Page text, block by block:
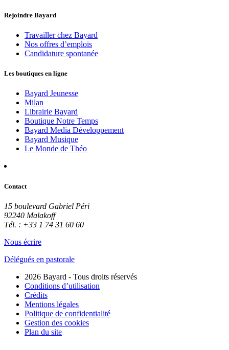
Rejoindre Bayard
Travailler chez Bayard
Nos offres d’emplois
Candidature spontanée
Les boutiques en ligne
Bayard Jeunesse
Milan
Librairie Bayard
Boutique Notre Temps
Bayard Media Développement
Bayard Musique
Le Monde de Théo
Contact
15 boulevard Gabriel Péri
92240 Malakoff
Tél. : +33 1 74 31 60 60
Nous écrire
Délégués en pastorale
2026 Bayard - Tous droits réservés
Conditions d’utilisation
Crédits
Mentions légales
Politique de confidentialité
Gestion des cookies
Plan du site